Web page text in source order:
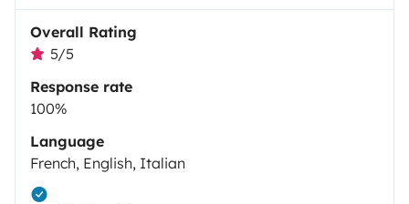
Overall Rating
5/5
Response rate
100%
Language
French, English, Italian